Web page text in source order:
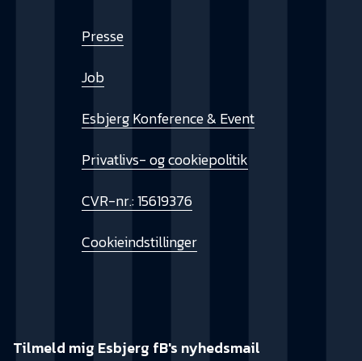
Presse
Job
Esbjerg Konference & Event
Privatlivs- og cookiepolitik
CVR-nr.: 15619376
Cookieindstillinger
Tilmeld mig Esbjerg fB's nyhedsmail